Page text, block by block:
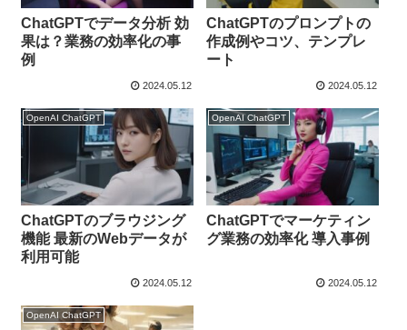
ChatGPTでデータ分析 効
果は？業務の効率化の事
例
2024.05.12
ChatGPTのプロンプトの
作成例やコツ、テンプレ
ート
2024.05.12
OpenAI ChatGPT
ChatGPTのブラウジング
機能 最新のWebデータが
利用可能
2024.05.12
OpenAI ChatGPT
ChatGPTでマーケティン
グ業務の効率化 導入事例
2024.05.12
OpenAI ChatGPT